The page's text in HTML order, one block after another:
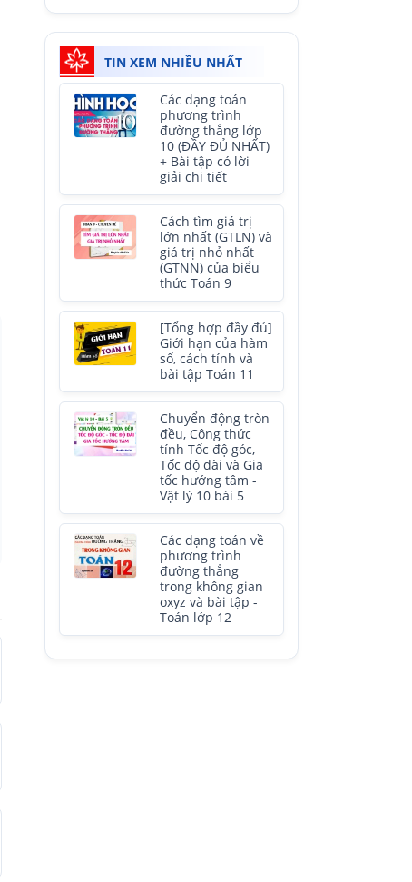
TIN XEM NHIỀU NHẤT
Các dạng toán
phương trình
đường thẳng lớp
10 (ĐẦY ĐỦ NHẤT)
+ Bài tập có lời
giải chi tiết
Cách tìm giá trị
lớn nhất (GTLN) và
giá trị nhỏ nhất
(GTNN) của biểu
thức Toán 9
[Tổng hợp đầy đủ]
Giới hạn của hàm
số, cách tính và
bài tập Toán 11
Chuyển động tròn
đều, Công thức
tính Tốc độ góc,
Tốc độ dài và Gia
tốc hướng tâm -
Vật lý 10 bài 5
Các dạng toán về
phương trình
đường thẳng
trong không gian
oxyz và bài tập -
Toán lớp 12